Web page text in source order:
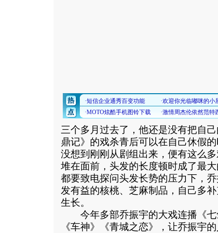
三个多月过去了，他还是没有把自
鼎记》的戏杀青后可以在自己休假
没想到刚刚从剧组出来，便有这么
堆在面前，头发的长度顿时成了最
都要致电探问头发长势的压力下，
发有益的核桃、芝麻制品，自己多
生长。
今年多部乔振宇的大戏连播《七
《车神》《青城之恋》，让乔振宇